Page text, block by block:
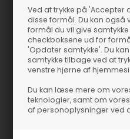
Ved at trykke på 'Accepter
disse formål. Du kan også
formål du vil give
checkboksene ud for
'Opdater samtykke'. Du
samtykke tilbage ved at
venstre hjørne af
Du kan læse mere om
teknologier, samt om
af personoplysninger ved